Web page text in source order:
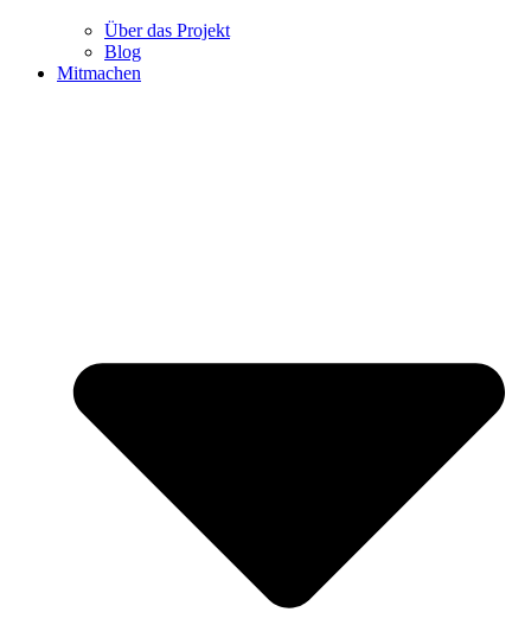
Über das Projekt
Blog
Mitmachen